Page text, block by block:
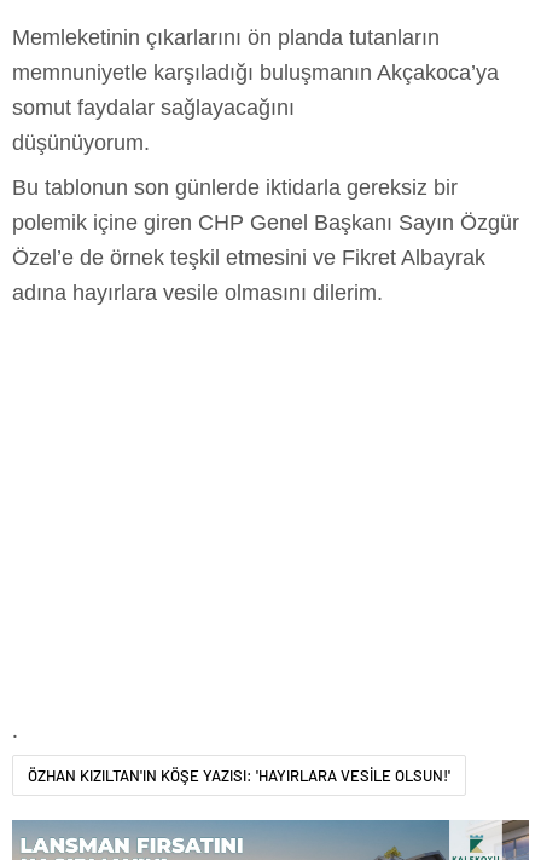
Memleketinin çıkarlarını ön planda tutanların
memnuniyetle karşıladığı buluşmanın Akçakoca’ya
somut faydalar sağlayacağını
düşünüyorum.
Bu tablonun son günlerde iktidarla gereksiz bir
polemik içine giren CHP Genel Başkanı Sayın Özgür
Özel’e de örnek teşkil etmesini ve Fikret Albayrak
adına hayırlara vesile olmasını dilerim.
ÖZHAN KIZILTAN'IN KÖŞE YAZISI: 'HAYIRLARA VESİLE OLSUN!'